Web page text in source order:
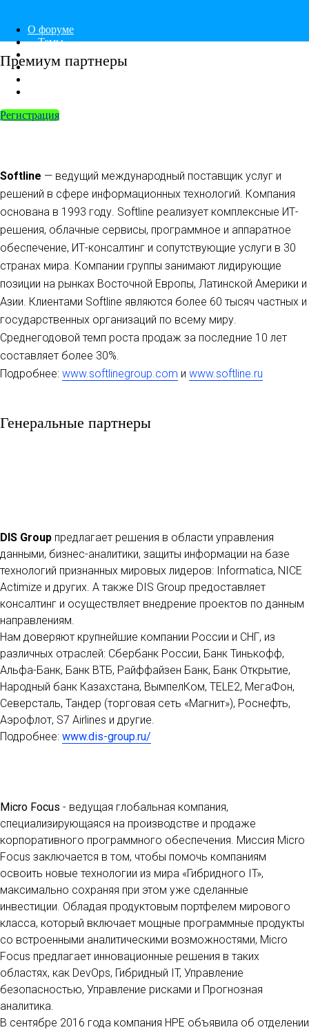
О форуме
Темы
Партнеры
Регистрация
Премиум партнеры
Softline — ведущий международный поставщик услуг и
решений в сфере информационных технологий. Компания
основана в 1993 году. Softline реализует комплексные ИТ-
решения, облачные сервисы, программное и аппаратное
обеспечение, ИТ-консалтинг и сопутствующие услуги в 30
странах мира. Компании группы занимают лидирующие
позиции на рынках Восточной Европы, Латинской Америки и
Азии. Клиентами Softline являются более 60 тысяч частных и
государственных организаций по всему миру.
Cреднегодовой темп роста продаж за последние 10 лет
составляет более 30%.
Подробнее: www.softlinegroup.com и www.softline.ru
Генеральные партнеры
DIS Group предлагает решения в области управления
данными, бизнес-аналитики, защиты информации на базе
технологий признанных мировых лидеров: Informatica, NICE
Actimize и других. А также DIS Group предоставляет
консалтинг и осуществляет внедрение проектов по данным
направлениям.
Нам доверяют крупнейшие компании России и СНГ, из
различных отраслей: Сбербанк России, Банк Тинькофф,
Альфа-Банк, Банк ВТБ, Райффайзен Банк, Банк Открытие,
Народный банк Казахстана, ВымпелКом, TELE2, МегаФон,
Северсталь, Тандер (торговая сеть «Магнит»), Роснефть,
Аэрофлот, S7 Airlines и другие.
Подробнее: www.dis-group.ru/
Micro Focus - ведущая глобальная компания,
специализирующаяся на производстве и продаже
корпоративного программного обеспечения. Миссия Micro
Focus заключается в том, чтобы помочь компаниям
освоить новые технологии из мира «Гибридного IT»,
максимально сохраняя при этом уже сделанные
инвестиции. Обладая продуктовым портфелем мирового
класса, который включает мощные программные продукты
со встроенными аналитическими возможностями, Micro
Focus предлагает инновационные решения в таких
областях, как DevOps, Гибридный IT, Управление
безопасностью, Управление рисками и Прогнозная
аналитика.
В сентябре 2016 года компания HPE объявила об отделении